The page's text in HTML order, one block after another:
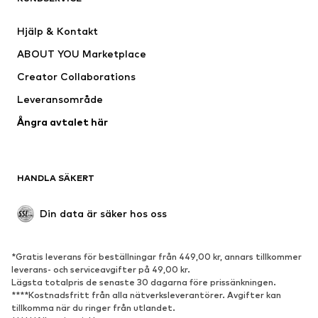
new balance
Hjälp & Kontakt
ABOUT YOU Marketplace
Creator Collaborations
Leveransområde
Ångra avtalet här
HANDLA SÄKERT
Din data är säker hos oss
*Gratis leverans för beställningar från 449,00 kr, annars tillkommer
leverans- och serviceavgifter på 49,00 kr.
Lägsta totalpris de senaste 30 dagarna före prissänkningen.
****Kostnadsfritt från alla nätverksleverantörer. Avgifter kan
tillkomma när du ringer från utlandet.